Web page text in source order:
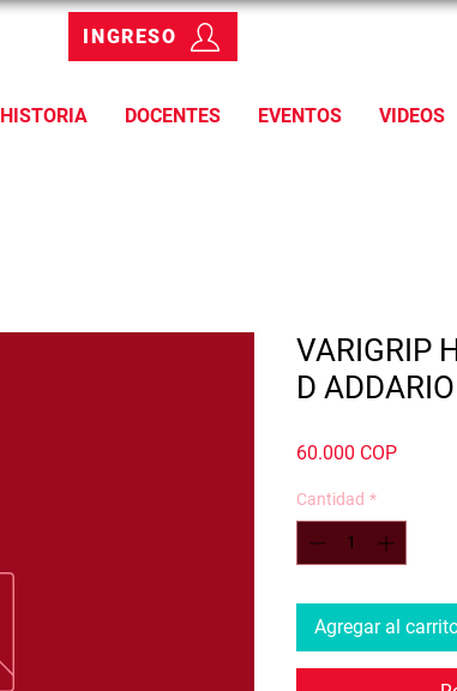
INGRESO
HISTORIA DOCENTES EVENTOS VIDEOS
VARIGRIP
D
60.000 COPPrecio
Cantidad *
Agregar al